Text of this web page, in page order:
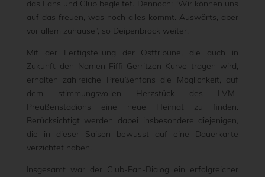
das Fans und Club begleitet. Dennoch: “Wir können uns
auf das freuen, was noch alles kommt. Auswärts, aber
vor allem zuhause”, so Deipenbrock weiter.
Mit der Fertigstellung der Osttribüne, die auch in
Zukunft den Namen Fiffi-Gerritzen-Kurve tragen wird,
erhalten zahlreiche Preußenfans die Möglichkeit, auf
dem stimmungsvollen Herzstück des LVM-
Preußenstadions eine neue Heimat zu finden.
Berücksichtigt werden dabei insbesondere diejenigen,
die in dieser Saison bewusst auf eine Dauerkarte
verzichtet haben.
Insgesamt war der Club-Fan-Dialog ein erfolgreicher